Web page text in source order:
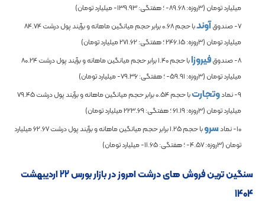
میلیارد تومان (3روزه:
-89.68؛ هفتگی:-139.93میلیارد تومان)
7- صندوق
آوندبا حجم0.68برابر حجم میانگین ماهانه و برآیند پول درشت84.74
میلیارد تومان (3روزه:
246.15؛ هفتگی:271.62میلیارد تومان)
8- صندوق
فیروزابا حجم1.40برابر حجم میانگین ماهانه و برآیند پول درشت80.24
میلیارد تومان (3روزه:
-59.91؛ هفتگی:-79.36میلیارد تومان)
9- نماد
وتجارتبا حجم0.54برابر حجم میانگین ماهانه و برآیند پول درشت79.45
میلیارد تومان (3روزه:
61.19؛ هفتگی:223.69میلیارد تومان)
10- نماد
سروبا حجم1.25برابر حجم میانگین ماهانه و برآیند پول درشت62.67میلیارد
تومان (3روزه:
-4.57؛ هفتگی:-11.65میلیارد تومان)
سنگین ترین فروش های درشت امروز در بازار بورس 22 اردیبهشت
1404